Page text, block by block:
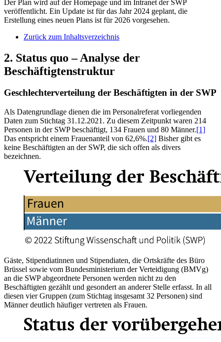
Der Plan wird auf der Homepage und im Intranet der SWP
veröffentlicht. Ein Update ist für das Jahr 2024 geplant, die
Erstellung eines neuen Plans ist für 2026 vorgesehen.
Zurück zum Inhaltsverzeichnis
2. Status quo – Analyse der
Beschäftigtenstruktur
Geschlechterverteilung der Beschäftigten in der SWP
Als Datengrundlage dienen die im Personalreferat vorliegenden
Daten zum Stich­tag 31.12.2021. Zu diesem Zeitpunkt waren 214
Personen in der SWP beschäftigt, 134 Frauen und 80 Männer.[1]
Das entspricht einem Frauenanteil von 62,6%.[2] Bisher gibt es
keine Beschäftigten an der SWP, die sich offen als divers
bezeichnen.
Gäste, Stipendiatinnen und Stipendiaten, die Ortskräfte des Büro
Brüssel sowie vom Bundesministerium der Verteidigung (BMVg)
an die SWP abgeordnete Per­sonen werden nicht zu den
Beschäftigten gezählt und gesondert an anderer Stelle erfasst. In all
diesen vier Gruppen (zum Stichtag insgesamt 32 Personen) sind
Männer deutlich häufiger vertreten als Frauen.